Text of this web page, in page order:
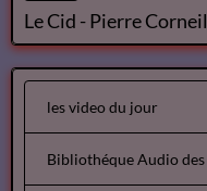
Avril
Avril